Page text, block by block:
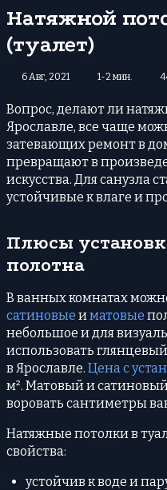
Натяжной
(туалет)
6 Авг, 2021 1-2 мин.
Вопрос, делают ли
Ярославле, все чаще
затевающих ремонт в
превращают в
искусства. Для санузла
устойчивые к влаге и
Плюсы
полотна
В ванных комнатах
сатиновые иматовые
небольшое и для
использовать
в Ярославле. Цена с
м². Матовый и
воровать сантиметры
Натяжные потолки в
свойства:
устойчив к воде и